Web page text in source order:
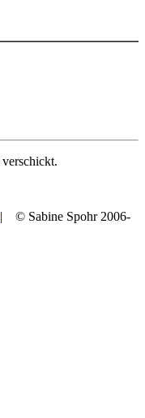
verschickt.
| © Sabine Spohr 2006-